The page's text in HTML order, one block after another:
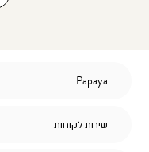
Papaya
Papaya
הצהרת נגישות
שירות
שירות לקוחות